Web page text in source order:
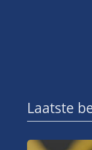
Laatste